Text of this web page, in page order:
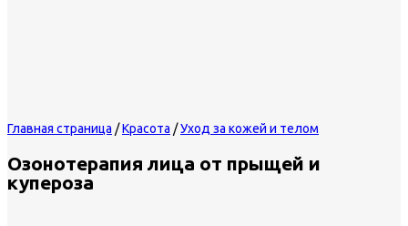
Главная страница /Красота /Уход за кожей и телом
Озонотерапия лица от прыщей и
купероза